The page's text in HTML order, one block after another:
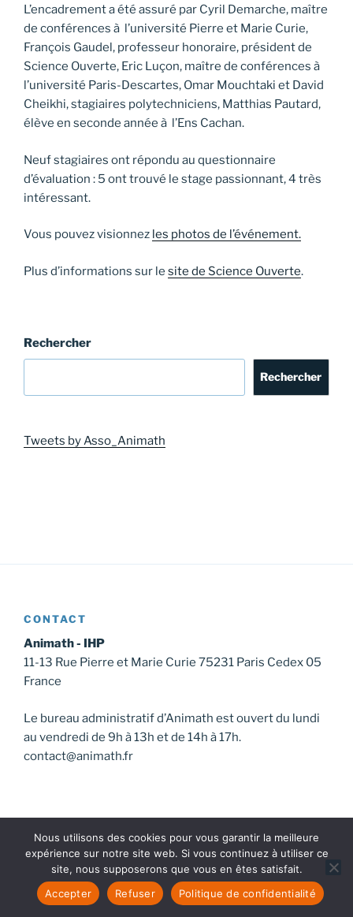
L’encadrement a été assuré par Cyril Demarche, maître
de conférences à l’université Pierre et Marie Curie,
François Gaudel, professeur honoraire, président de
Science Ouverte, Eric Luçon, maître de conférences à
l’université Paris-Descartes, Omar Mouchtaki et David
Cheikhi, stagiaires polytechniciens, Matthias Pautard,
élève en seconde année à l’Ens Cachan.
Neuf stagiaires ont répondu au questionnaire
d’évaluation : 5 ont trouvé le stage passionnant, 4 très
intéressant.
Vous pouvez visionnez les photos de l’événement.
Plus d’informations sur le site de Science Ouverte.
Rechercher
Rechercher
Tweets by Asso_Animath
CONTACT
Animath - IHP
11-13 Rue Pierre et Marie Curie 75231 Paris Cedex 05
France
Le bureau administratif d’Animath est ouvert du lundi
au vendredi de 9h à 13h et de 14h à 17h.
contact@animath.fr
Qui sommes-nous ?
Nous utilisons des cookies pour vous garantir la meilleure
expérience sur notre site web. Si vous continuez à utiliser ce
site, nous supposerons que vous en êtes satisfait.
Accepter
Refuser Politique de confidentialité